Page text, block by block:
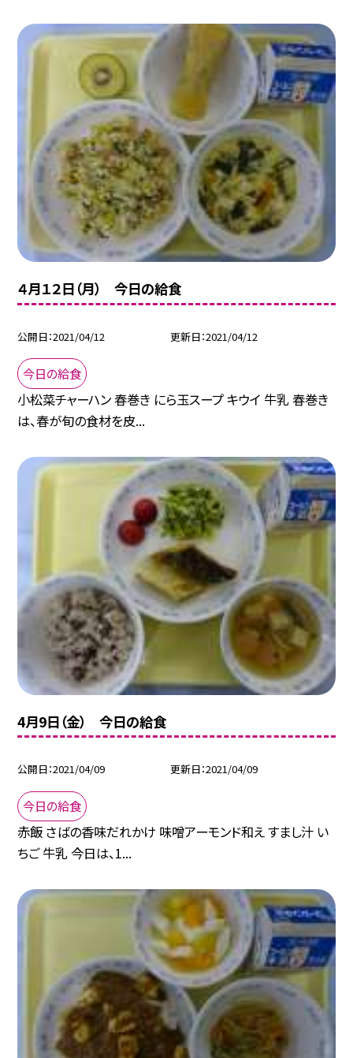
４月１２日（月） 今日の給食
公開日 2021/04/12 更新日 2021/04/12
今日の給食
小松菜チャーハン 春巻き にら玉スープ キウイ 牛乳 春巻き
は、春が旬の食材を皮...
4月9日（金） 今日の給食
公開日 2021/04/09 更新日 2021/04/09
今日の給食
赤飯 さばの香味だれかけ 味噌アーモンド和え すまし汁 い
ちご 牛乳 今日は、1...